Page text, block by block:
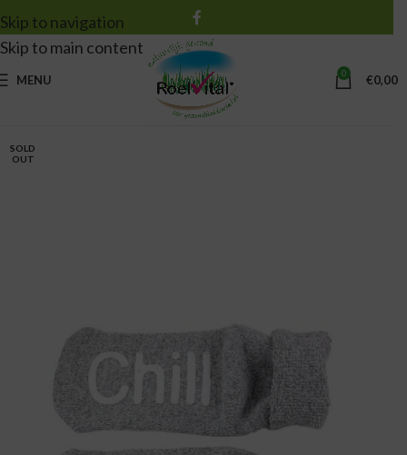
Skip to navigation
Skip to main content
MENU 0 €0,00
SOLD
OUT